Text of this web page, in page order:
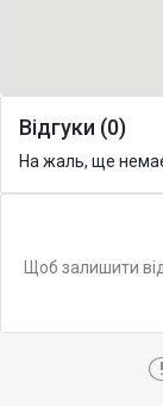
Відгуки (0)
На жаль, ще немає
Щоб залишити
!